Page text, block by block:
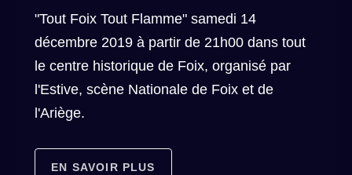
"Tout Foix Tout Flamme" samedi 14
décembre 2019 à partir de 21h00 dans tout
le centre historique de Foix, organisé par
l'Estive, scène Nationale de Foix et de
l'Ariège.
EN SAVOIR PLUS